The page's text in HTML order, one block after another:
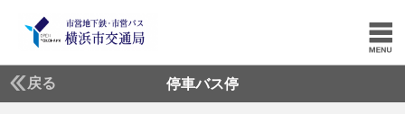
戻る 停車バス停